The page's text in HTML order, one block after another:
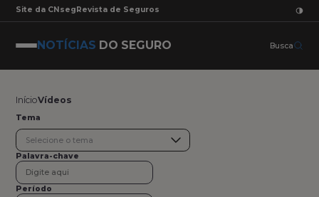
Site da CNsegRevista de Seguros
NOTÍCIAS DO SEGURO Busca
InícioVídeos
Tema
Selecione o tema
Palavra-chave
Período